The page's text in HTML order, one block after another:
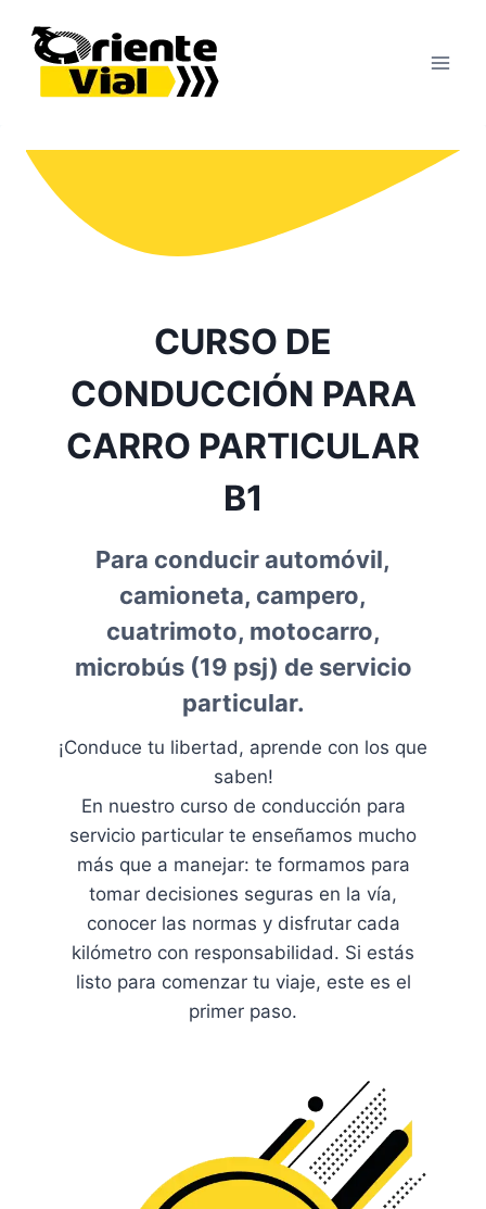
contenido
CURSO DE
CONDUCCIÓN PARA
CARRO PARTICULAR
B1
Para conducir automóvil,
camioneta, campero,
cuatrimoto, motocarro,
microbús (19 psj) de servicio
particular.
¡Conduce tu libertad, aprende con los que
saben!
En nuestro curso de conducción para
servicio particular te enseñamos mucho
más que a manejar: te formamos para
tomar decisiones seguras en la vía,
conocer las normas y disfrutar cada
kilómetro con responsabilidad. Si estás
listo para comenzar tu viaje, este es el
primer paso.